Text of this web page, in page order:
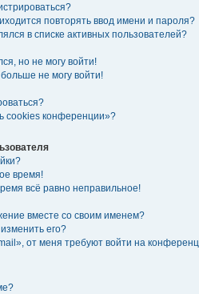
повторять ввод имени и пароля?
в списке активных пользователей?
но не могу войти!
не могу войти!
cookies конференции»?
время!
всё равно неправильное!
вместе со своим именем?
его?
от меня требуют войти на